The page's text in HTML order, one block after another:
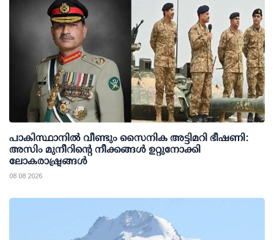
പാകിസ്ഥാനില്‍ വീണ്ടും സൈനിക അട്ടിമറി ഭീഷണി:
അസിം മുനീറിന്റെ നീക്കങ്ങള്‍ ഉറ്റുനോക്കി
ലോകരാഷ്ട്രങ്ങള്‍
08 08 2026